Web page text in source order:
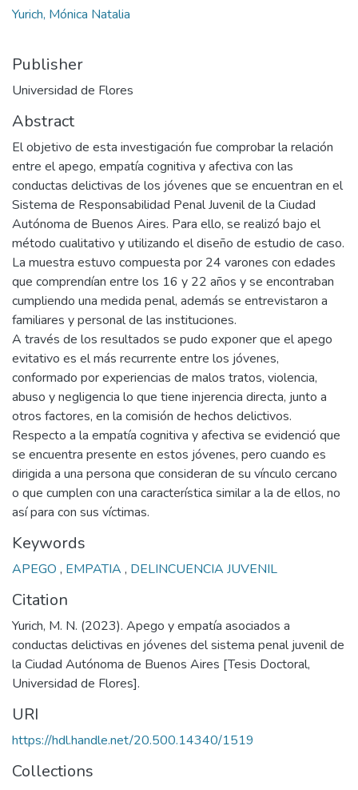
Yurich, Mónica Natalia
Publisher
Universidad de Flores
Abstract
El objetivo de esta investigación fue comprobar la relación
entre el apego, empatía cognitiva y afectiva con las
conductas delictivas de los jóvenes que se encuentran en el
Sistema de Responsabilidad Penal Juvenil de la Ciudad
Autónoma de Buenos Aires. Para ello, se realizó bajo el
método cualitativo y utilizando el diseño de estudio de caso.
La muestra estuvo compuesta por 24 varones con edades
que comprendían entre los 16 y 22 años y se encontraban
cumpliendo una medida penal, además se entrevistaron a
familiares y personal de las instituciones.
A través de los resultados se pudo exponer que el apego
evitativo es el más recurrente entre los jóvenes,
conformado por experiencias de malos tratos, violencia,
abuso y negligencia lo que tiene injerencia directa, junto a
otros factores, en la comisión de hechos delictivos.
Respecto a la empatía cognitiva y afectiva se evidenció que
se encuentra presente en estos jóvenes, pero cuando es
dirigida a una persona que consideran de su vínculo cercano
o que cumplen con una característica similar a la de ellos, no
así para con sus víctimas.
Keywords
APEGO , EMPATIA , DELINCUENCIA JUVENIL
Citation
Yurich, M. N. (2023). Apego y empatía asociados a
conductas delictivas en jóvenes del sistema penal juvenil de
la Ciudad Autónoma de Buenos Aires [Tesis Doctoral,
Universidad de Flores].
URI
https://hdl.handle.net/20.500.14340/1519
Collections